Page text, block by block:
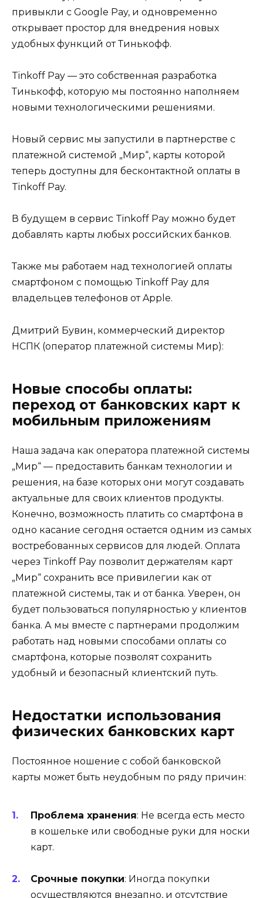
привыкли с Google Pay, и одновременно
открывает простор для внедрения новых
удобных функций от Тинькофф.
Tinkoff Pay — это собственная разработка
Тинькофф, которую мы постоянно наполняем
новыми технологическими решениями.
Новый сервис мы запустили в партнерстве с
платежной системой „Мир“, карты которой
теперь доступны для бесконтактной оплаты в
Tinkoff Pay.
В будущем в сервис Tinkoff Pay можно будет
добавлять карты любых российских банков.
Также мы работаем над технологией оплаты
смартфоном с помощью Tinkoff Pay для
владельцев телефонов от Apple.
Дмитрий Бувин, коммерческий директор
НСПК (оператор платежной системы Мир):
Новые способы оплаты:
переход от банковских карт к
мобильным приложениям
Наша задача как оператора платежной системы
„Мир“ — предоставить банкам технологии и
решения, на базе которых они могут создавать
актуальные для своих клиентов продукты.
Конечно, возможность платить со смартфона в
одно касание сегодня остается одним из самых
востребованных сервисов для людей. Оплата
через Tinkoff Pay позволит держателям карт
„Мир“ сохранить все привилегии как от
платежной системы, так и от банка. Уверен, он
будет пользоваться популярностью у клиентов
банка. А мы вместе с партнерами продолжим
работать над новыми способами оплаты со
смартфона, которые позволят сохранить
удобный и безопасный клиентский путь.
Недостатки использования
физических банковских карт
Постоянное ношение с собой банковской
карты может быть неудобным по ряду причин:
Проблема хранения: Не всегда есть место
в кошельке или свободные руки для носки
карт.
Срочные покупки: Иногда покупки
осуществляются внезапно, и отсутствие